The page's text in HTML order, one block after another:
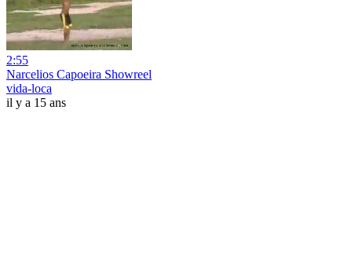
2:55
Narcelios Capoeira Showreel
vida-loca
il y a 15 ans